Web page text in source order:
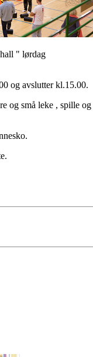
" lørdag
og avslutter kl.15.00.
og små leke , spille og